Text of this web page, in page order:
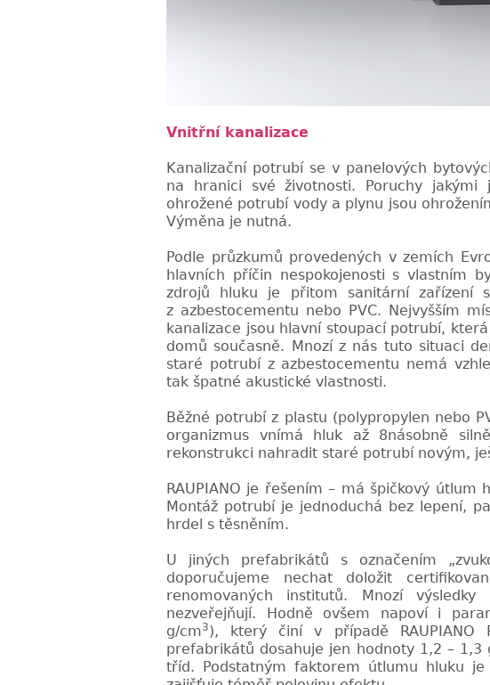
Vnitřní kanalizace
Kanalizační potrubí se v panelových
na hranici své životnosti. Poruchy jakými
ohrožené potrubí vody a plynu jsou
Výměna je nutná.
Podle průzkumů provedených v zemích
hlavních příčin nespokojenosti s vlastním
zdrojů hluku je přitom sanitární zařízení
z azbestocementu nebo PVC. Nejvyšším
kanalizace jsou hlavní stoupací potrubí,
domů současně. Mnozí z nás tuto situaci
staré potrubí z azbestocementu nemá
tak špatné akustické vlastnosti.
Běžné potrubí z plastu (polypropylen nebo
organizmus vnímá hluk až 8násobně
rekonstrukci nahradit staré potrubí novým,
RAUPIANO je řešením – má špičkový útlum
Montáž potrubí je jednoduchá bez lepení,
hrdel s těsněním.
U jiných prefabrikátů s označením
doporučujeme nechat doložit
renomovaných institutů. Mnozí
nezveřejňují. Hodně ovšem napoví i
g/cm3), který činí v případě RAUPIANO
prefabrikátů dosahuje jen hodnoty 1,2 – 1,3
tříd. Podstatným faktorem útlumu hluku je